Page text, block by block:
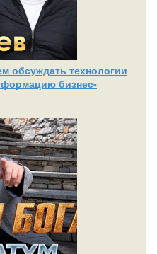
обсуждать технологии
бизнес-